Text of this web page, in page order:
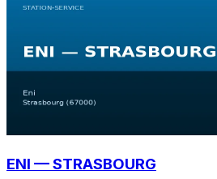
ENI — STRASBOURG